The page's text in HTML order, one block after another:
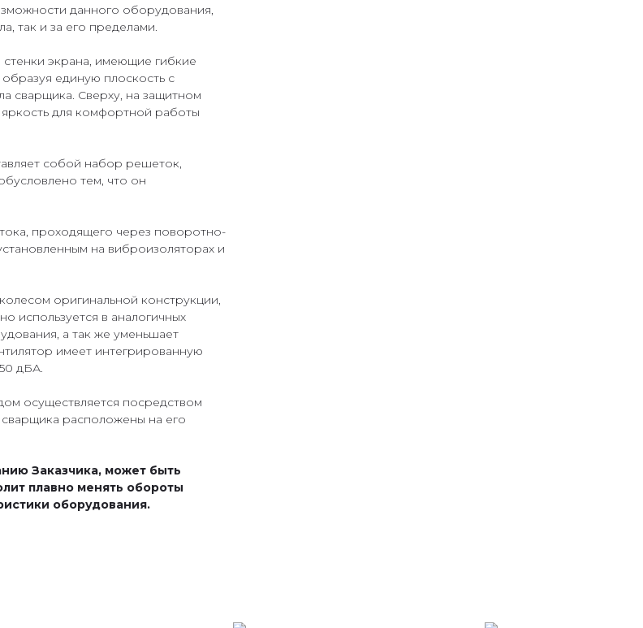
данного оборудования,
так и за его пределами.
экрана, имеющие гибкие
единую плоскость с
сварщика. Сверху, на защитном
для комфортной работы
собой набор решеток,
тем, что он
проходящего через поворотно-
на виброизоляторах и
оригинальной конструкции,
используется в аналогичных
а так же уменьшает
имеет интегрированную
дБА.
осуществляется посредством
сварщика расположены на его
Заказчика, может быть
плавно менять обороты
оборудования.